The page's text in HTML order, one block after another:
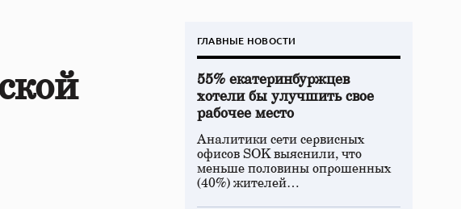
ГЛАВНЫЕ НОВОСТИ
55% екатеринбуржцев
хотели бы улучшить свое
рабочее место
Аналитики сети сервисных
офисов SOK выяснили, что
меньше половины опрошенных
(40%) жителей…